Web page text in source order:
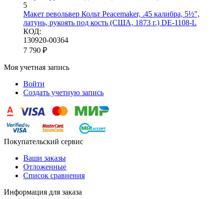
5
Макет револьвер Кольт Peacemaker, .45 калибра, 5½",
латунь, рукоять под кость (США, 1873 г.) DE-1108-L
КОД:
130920-00364
7 790 ₽
Моя учетная запись
Войти
Создать учетную запись
Покупательский сервис
Ваши заказы
Отложенные
Список сравнения
Информация для заказа